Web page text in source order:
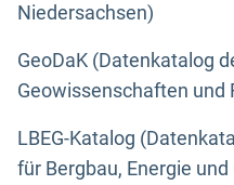
Niedersachsen)
GeoDaK (Datenkatalog
Geowissenschaften und
LBEG-Katalog
für Bergbau, Energie und